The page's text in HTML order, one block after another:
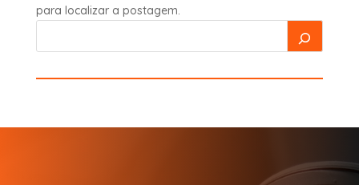
para localizar a postagem.